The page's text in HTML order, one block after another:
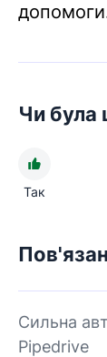
Чи була
Так
Сильна
Pipedrive